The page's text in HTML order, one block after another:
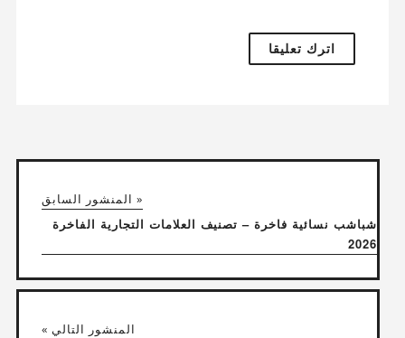
« المنشور السابق
شباشب نسائية فاخرة – تصنيف العلامات التجارية الفاخرة
2026
المنشور التالي »